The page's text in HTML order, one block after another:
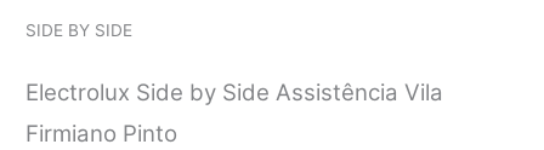
SIDE BY SIDE
Electrolux Side by Side Assistência Vila
Firmiano Pinto